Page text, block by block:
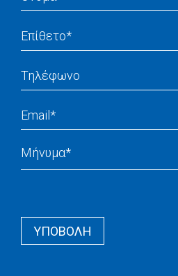
Surname
Phone
Email
Message
Wrapper
Button
Wrapper
YΠΟΒΟΛΉ